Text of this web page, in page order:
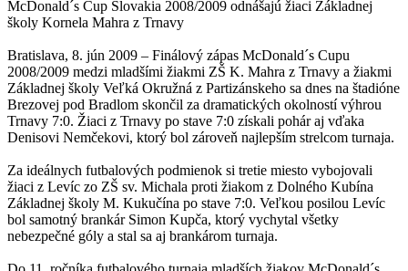
McDonald´s Cup Slovakia 2008/2009 odnášajú žiaci Základnej
školy Kornela Mahra z Trnavy
Bratislava, 8. jún 2009 – Finálový zápas McDonald´s Cupu
2008/2009 medzi mladšími žiakmi ZŠ K. Mahra z Trnavy a žiakmi
Základnej školy Veľká Okružná z Partizánskeho sa dnes na štadióne
Brezovej pod Bradlom skončil za dramatických okolností výhrou
Trnavy 7:0. Žiaci z Trnavy po stave 7:0 získali pohár aj vďaka
Denisovi Nemčekovi, ktorý bol zároveň najlepším strelcom turnaja.
Za ideálnych futbalových podmienok si tretie miesto vybojovali
žiaci z Levíc zo ZŠ sv. Michala proti žiakom z Dolného Kubína
Základnej školy M. Kukučína po stave 7:0. Veľkou posilou Levíc
bol samotný brankár Simon Kupča, ktorý vychytal všetky
nebezpečné góly a stal sa aj brankárom turnaja.